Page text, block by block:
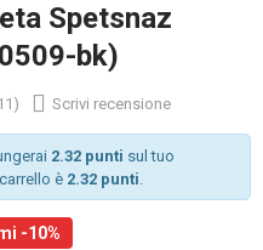
Spetsnaz
bk)
Scrivi recensione
2.32 punti sul tuo
è 2.32 punti
-10%